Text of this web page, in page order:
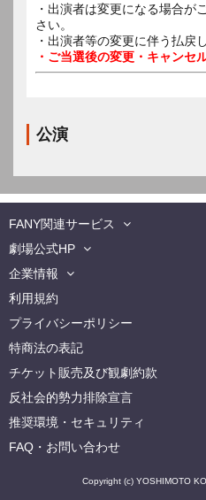
・出演者は変更になる場合が
さい。
・出演者等の変更に伴う払戻
・ご当選後の変更・キャンセ
公演
FANY関連サービス
劇場公式HP
企業情報
利用規約
プライバシーポリシー
特商法の表記
チケット販売及び観劇約款
反社会的勢力排除宣言
推奨環境・セキュリティ
FAQ・お問い合わせ
Copyright (c) YOSHIMOTO